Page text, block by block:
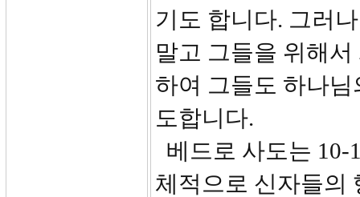
기도 합니다. 그러
말고 그들을 위해
하여 그들도 하나
도합니다.
베드로 사도는 10-
체적으로 신자들의